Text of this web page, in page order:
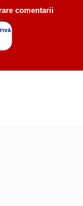
comentarii